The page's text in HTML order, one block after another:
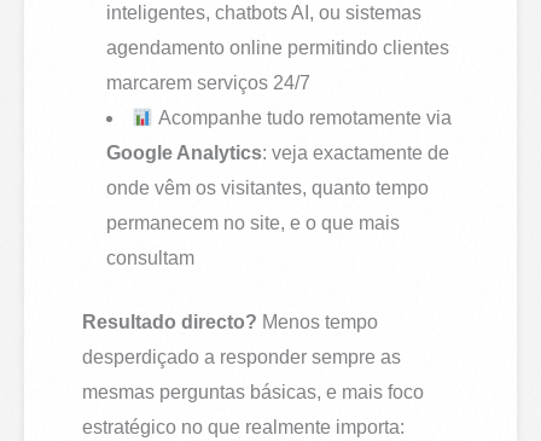
inteligentes, chatbots AI, ou sistemas
agendamento online permitindo clientes
marcarem serviços 24/7
Acompanhe tudo remotamente via
Google Analytics: veja exactamente de
onde vêm os visitantes, quanto tempo
permanecem no site, e o que mais
consultam
Resultado directo? Menos tempo
desperdiçado a responder sempre as
mesmas perguntas básicas, e mais foco
estratégico no que realmente importa: